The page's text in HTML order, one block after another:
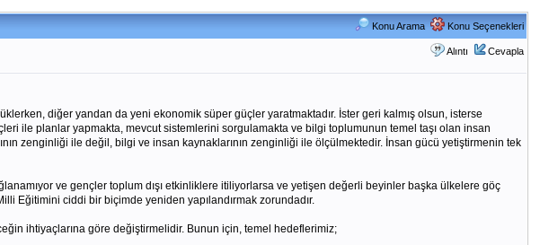
Konu Arama Konu Seçenekleri
Alıntı Cevapla
diğer yandan da yeni ekonomik süper güçler yaratmaktadır. İster geri kalmış olsun, isterse
ile planlar yapmakta, mevcut sistemlerini sorgulamakta ve bilgi toplumunun temel taşı olan insan
zenginliği ile değil, bilgi ve insan kaynaklarının zenginliği ile ölçülmektedir. İnsan gücü yetiştirmenin tek
ve gençler toplum dışı etkinliklere itiliyorlarsa ve yetişen değerli beyinler başka ülkelere göç
Eğitimini ciddi bir biçimde yeniden yapılandırmak zorundadır.
ihtiyaçlarına göre değiştirmelidir. Bunun için, temel hedeflerimiz;